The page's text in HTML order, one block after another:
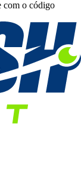
com o código